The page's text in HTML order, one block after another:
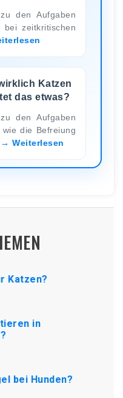
den Aufgaben
zeitkritischen
Katzen
das etwas?
den Aufgaben
die Befreiung
Weiterlesen
Katzen?
in
bei Hunden?